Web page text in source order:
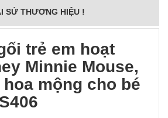
SỨ THƯƠNG HIỆU !
trẻ em hoạt
Minnie Mouse,
mộng cho bé